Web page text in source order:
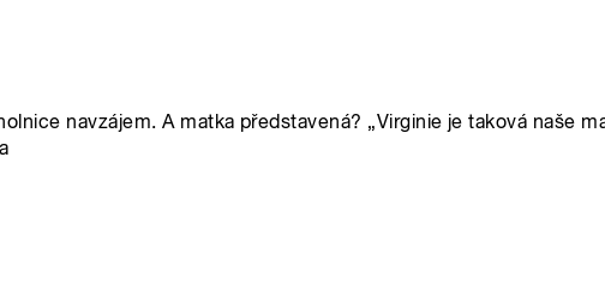
navzájem. A matka představená? „Virginie je taková naše